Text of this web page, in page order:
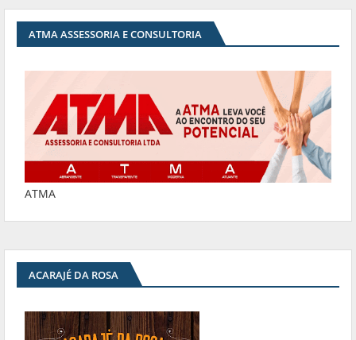
ATMA ASSESSORIA E CONSULTORIA
ATMA
ACARAJÉ DA ROSA